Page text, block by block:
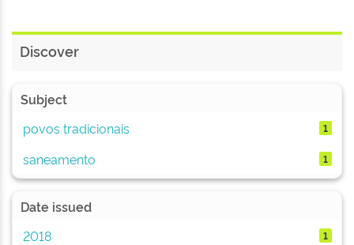
Discover
Subject
povos tradicionais
1
saneamento 1
Date issued
2018
1